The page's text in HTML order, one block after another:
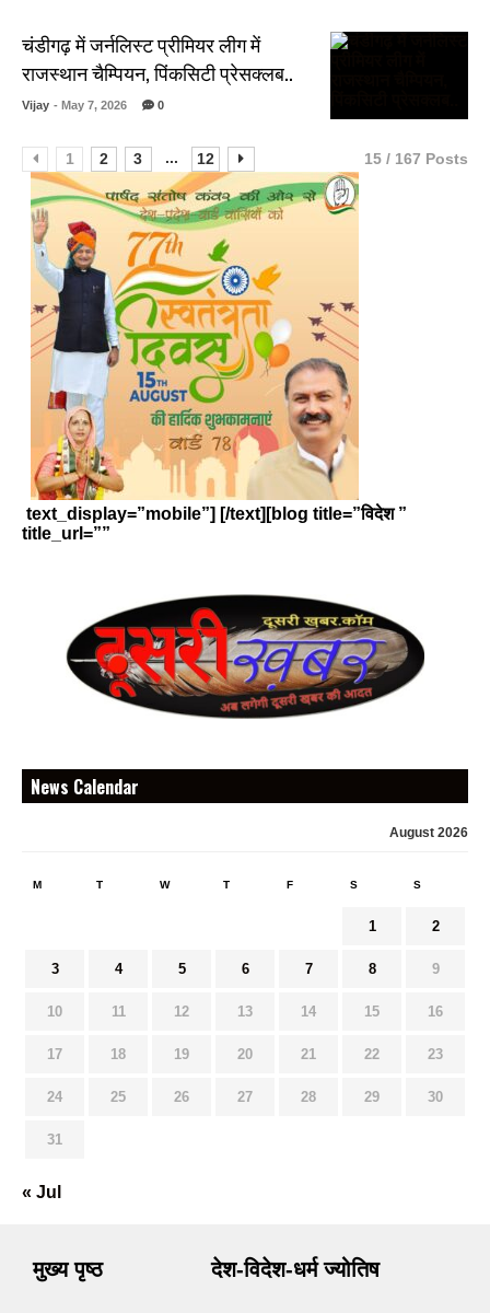
चंडीगढ़ में जर्नलिस्ट प्रीमियर लीग में
राजस्थान चैम्पियन, पिंकसिटी प्रेसक्लब..
Vijay - May 7, 2026 0
1 2 3 ... 12 15 / 167 Posts
text_display=”mobile”] [/text][blog title=”विदेश ”
title_url=””
News Calendar
August 2026
M T W T F S S
1 2
3 4 5 6 7 8 9
10 11 12 13 14 15 16
17 18 19 20 21 22 23
24 25 26 27 28 29 30
31
« Jul
मुख्य पृष्ठ देश-विदेश-धर्म ज्योतिष